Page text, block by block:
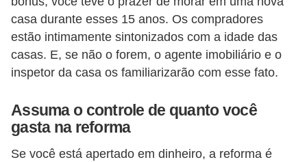
casa durante esses 15 anos. Os compradores
estão intimamente sintonizados com a idade das
casas. E, se não o forem, o agente imobiliário e o
inspetor da casa os familiarizarão com esse fato.
Assuma o controle de quanto você
gasta na reforma
Se você está apertado em dinheiro, a reforma é